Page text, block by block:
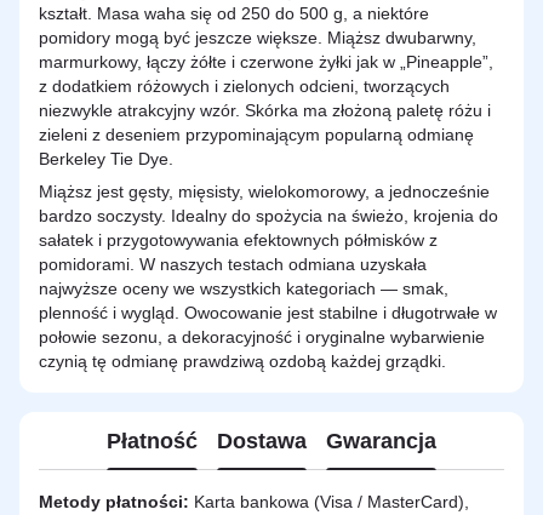
kształt. Masa waha się od 250 do 500 g, a niektóre
pomidory mogą być jeszcze większe. Miąższ dwubarwny,
marmurkowy, łączy żółte i czerwone żyłki jak w „Pineapple”,
z dodatkiem różowych i zielonych odcieni, tworzących
niezwykle atrakcyjny wzór. Skórka ma złożoną paletę różu i
zieleni z deseniem przypominającym popularną odmianę
Berkeley Tie Dye.
Miąższ jest gęsty, mięsisty, wielokomorowy, a jednocześnie
bardzo soczysty. Idealny do spożycia na świeżo, krojenia do
sałatek i przygotowywania efektownych półmisków z
pomidorami. W naszych testach odmiana uzyskała
najwyższe oceny we wszystkich kategoriach — smak,
plenność i wygląd. Owocowanie jest stabilne i długotrwałe w
połowie sezonu, a dekoracyjność i oryginalne wybarwienie
czynią tę odmianę prawdziwą ozdobą każdej grządki.
Płatność Dostawa Gwarancja
Metody płatności: Karta bankowa (Visa / MasterCard),